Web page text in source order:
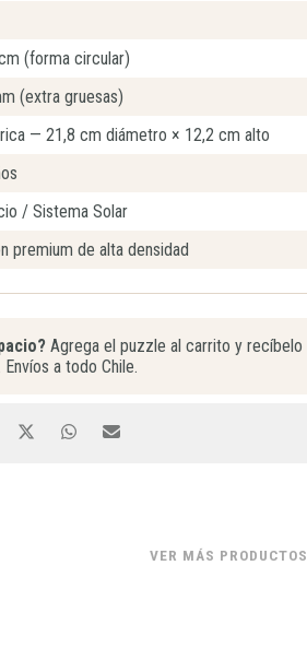
(forma circular)
(extra gruesas)
— 21,8 cm diámetro × 12,2 cm alto
/ Sistema Solar
premium de alta densidad
Agrega el puzzle al carrito y recíbelo
a todo Chile.
VER MÁS PRODUCTOS